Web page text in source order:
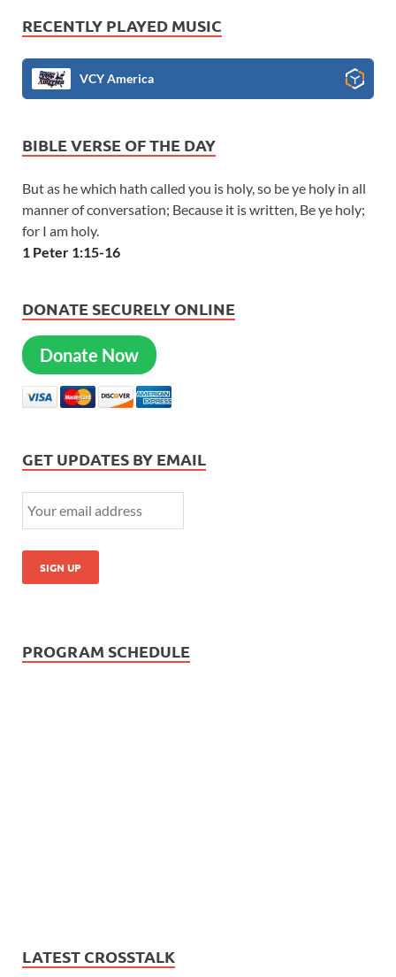
RECENTLY PLAYED MUSIC
VCY America
BIBLE VERSE OF THE DAY
But as he which hath called you is holy, so be ye holy in all
manner of conversation; Because it is written, Be ye holy;
for I am holy.
1 Peter 1:15-16
DONATE SECURELY ONLINE
Donate Now
GET UPDATES BY EMAIL
PROGRAM SCHEDULE
LATEST CROSSTALK